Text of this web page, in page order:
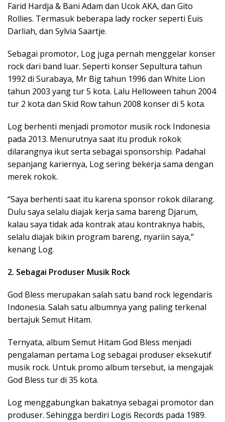
Farid Hardja & Bani Adam dan Ucok AKA, dan Gito
Rollies. Termasuk beberapa lady rocker seperti Euis
Darliah, dan Sylvia Saartje.
Sebagai promotor, Log juga pernah menggelar konser
rock dari band luar. Seperti konser Sepultura tahun
1992 di Surabaya, Mr Big tahun 1996 dan White Lion
tahun 2003 yang tur 5 kota. Lalu Helloween tahun 2004
tur 2 kota dan Skid Row tahun 2008 konser di 5 kota.
Log berhenti menjadi promotor musik rock Indonesia
pada 2013. Menurutnya saat itu produk rokok
dilarangnya ikut serta sebagai sponsorship. Padahal
sepanjang kariernya, Log sering bekerja sama dengan
merek rokok.
“Saya berhenti saat itu karena sponsor rokok dilarang.
Dulu saya selalu diajak kerja sama bareng Djarum,
kalau saya tidak ada kontrak atau kontraknya habis,
selalu diajak bikin program bareng, nyariin saya,”
kenang Log.
2. Sebagai Produser Musik Rock
God Bless merupakan salah satu band rock legendaris
Indonesia. Salah satu albumnya yang paling terkenal
bertajuk Semut Hitam.
Ternyata, album Semut Hitam God Bless menjadi
pengalaman pertama Log sebagai produser eksekutif
musik rock. Untuk promo album tersebut, ia mengajak
God Bless tur di 35 kota.
Log menggabungkan bakatnya sebagai promotor dan
produser. Sehingga berdiri Logis Records pada 1989.